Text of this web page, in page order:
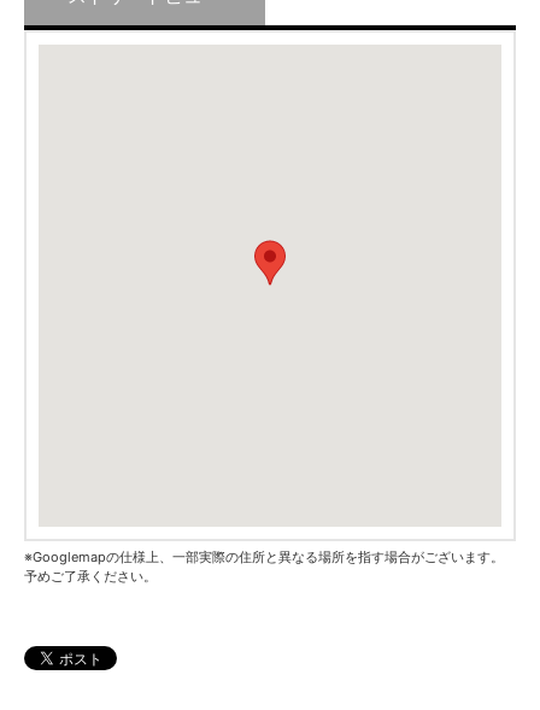
※Googlemapの仕様上、一部実際の住所と異なる場所を指す場合がございます。
予めご了承ください。